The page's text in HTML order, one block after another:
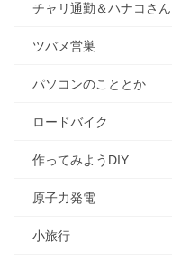
チャリ通勤＆ハナコさん
ツバメ営巣
パソコンのこととか
ロードバイク
作ってみようDIY
原子力発電
小旅行